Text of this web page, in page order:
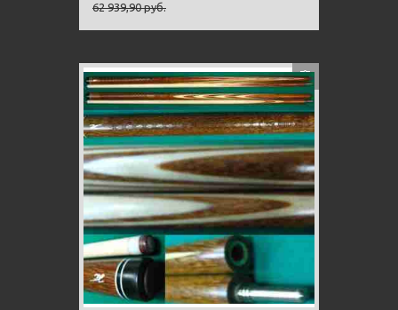
62 939,90 руб.
Под заказ 80 дней
-34%
Тубус в подарок!
Новинка!
Каюков рекомендует!
Кий «Каюков Граф» Сукупира
классик, 2 части